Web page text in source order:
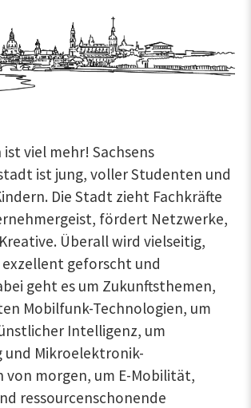
ist viel mehr! Sachsens
ist jung, voller Studenten und
Die Stadt zieht Fachkräfte
fördert Netzwerke,
Überall wird vielseitig,
geforscht und
geht es um Zukunftsthemen,
Mobilfunk-Technologien, um
Intelligenz, um
und Mikroelektronik-
von morgen, um E-Mobilität,
ressourcenschonende